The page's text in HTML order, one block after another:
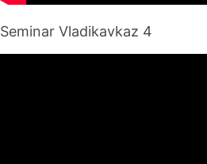
Seminar Vladikavkaz 4